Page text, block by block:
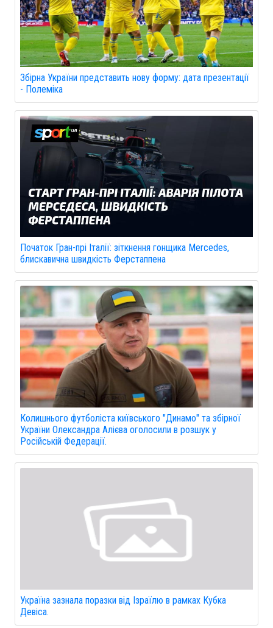
Збірна України представить нову форму: дата презентації
- Полеміка
Початок Гран-прі Італії: зіткнення гонщика Mercedes,
блискавична швидкість Ферстаппена
Колишнього футболіста київського "Динамо" та збірної
України Олександра Алієва оголосили в розшук у
Російській Федерації.
Україна зазнала поразки від Ізраїлю в рамках Кубка
Девіса.